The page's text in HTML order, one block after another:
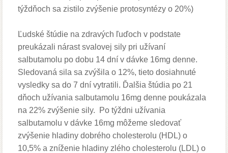
týždňoch sa zistilo zvýšenie protosyntézy o 20%)
Ľudské štúdie na zdravých ľuďoch v podstate
preukázali nárast svalovej sily pri užívaní
salbutamolu po dobu 14 dní v dávke 16mg denne.
Sledovaná sila sa zvýšila o 12%, tieto dosiahnuté
vysledky sa do 7 dní vytratili. Ďalšia štúdia po 21
dňoch užívania salbutamolu 16mg denne poukázala
na 22% zvýšenie sily. Po týždni užívania
salbutamolu v dávke 16mg môžeme sledovať
zvýšenie hladiny dobrého cholesterolu (HDL) o
10,5% a zníženie hladiny zlého cholesterolu (LDL) o